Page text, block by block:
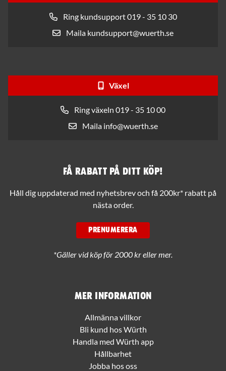
Ring kundsupport 019 - 35 10 30
Maila kundsupport@wuerth.se
Växel
Ring växeln 019 - 35 10 00
Maila info@wuerth.se
Mer information
Allmänna villkor
Bli kund hos Würth
Handla med Würth app
Hållbarhet
Jobba hos oss
Få rabatt på ditt köp!
Håll dig uppdaterad med nyhetsbrev och få 200kr* rabatt på
nästa order.
PRENUMERERA
*Gäller vid köp för 2000 kr eller mer.